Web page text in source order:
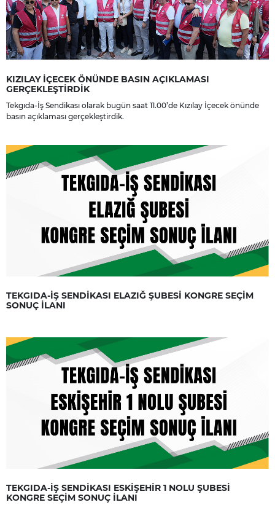
KIZILAY İÇECEK ÖNÜNDE BASIN AÇIKLAMASI
GERÇEKLEŞTİRDİK
Tekgıda-İş Sendikası olarak bugün saat 11.00’de Kızılay İçecek önünde
basın açıklaması gerçekleştirdik.
TEKGIDA-İŞ SENDİKASI ELAZIĞ ŞUBESİ KONGRE SEÇİM
SONUÇ İLANI
TEKGIDA-İŞ SENDİKASI ESKİŞEHİR 1 NOLU ŞUBESİ
KONGRE SEÇİM SONUÇ İLANI